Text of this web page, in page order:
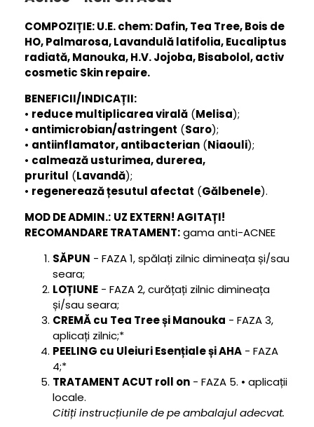
COMPOZIȚIE:U.E. chem: Dafin, Tea Tree, Bois de
HO, Palmarosa,Lavandulălatifolia, Eucaliptus
radiată, Manouka, H.V. Jojoba, Bisabolol, activ
cosmetic Skin repaire.
BENEFICII/INDICAȚII:
• reduce multiplicarea virală (Melisa);
• antimicrobian/astringent (Saro);
• antiinflamator, antibacterian (Niaouli);
• calmează usturimea, durerea,
pruritul (Lavandă);
• regenerează țesutul afectat (Gălbenele).
MOD DE ADMIN.: UZ EXTERN! AGITAȚI!
RECOMANDARE TRATAMENT:gama anti-ACNEE
SĂPUN - FAZA 1, spălați zilnic dimineața și/sau
seara;
LOȚIUNE - FAZA 2, curățați zilnic dimineața
și/sau seara;
CREMĂ cu Tea Tree și Manouka - FAZA 3,
aplicați zilnic;*
PEELING cu Uleiuri Esențiale și AHA - FAZA
4;*
TRATAMENT ACUT roll on - FAZA 5. • aplicații
locale.
Citiți instrucțiunile de pe ambalajul adecvat.